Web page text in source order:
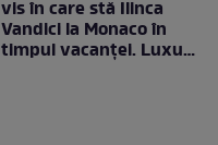
vis în care stă Ilinca
Vandici la Monaco în
timpul vacanței. Luxul